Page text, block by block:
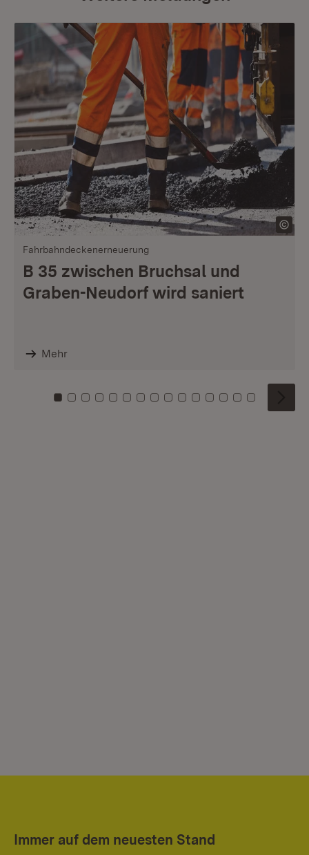
Fahrbahndeckenerneuerung
B 35 zwischen Bruchsal und
Graben-Neudorf wird saniert
Mehr
Zu Kachel: 0
Zu Kachel: 1
Zu Kachel: 2
Zu Kachel: 3
Zu Kachel: 4
Zu Kachel: 5
Zu Kachel: 6
Zu Kachel: 7
Zu Kachel: 8
Zu Kachel: 9
Zu Kachel: 10
Zu Kachel: 11
Zu Kachel: 12
Zu Kachel:
Zu
Immer auf dem neuesten Stand